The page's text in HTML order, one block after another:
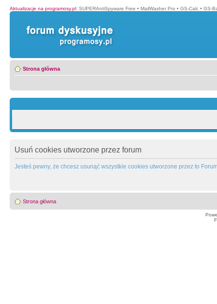
Aktualizacje na programosy.pl: SUPERAntiSpyware Free • MailWasher Pro • GS-Calc • GS-
Strona główna
Usuń cookies utworzone przez forum
Jesteś pewny, że chcesz usunąć wszystkie cookies utworzone przez to
Strona główna